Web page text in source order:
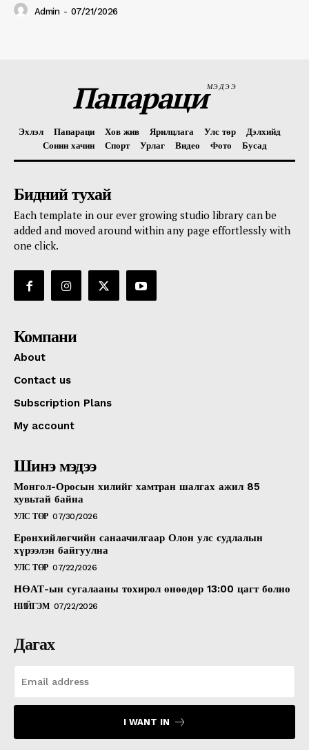
Admin - 07/21/2026
ПапарациМЭДЭЭ
Эхлэл Папараци Хов жив Ярилцлага Улс төр
Дэлхийд
Сонин хачин
Спорт Урлаг Видео Фото Бусад
Бидний тухай
Each template in our ever growing studio library can be
added and moved around within any page effortlessly with
one click.
Компани
About
Contact us
Subscription Plans
My account
Шинэ мэдээ
Монгол-Оросын хилийг хамтран шалгах ажил 85
хувьтай байна
УЛС ТӨР 07/30/2026
Ерөнхийлөгчийн санаачилгаар Олон улс судлалын
хүрээлэн байгуулна
УЛС ТӨР 07/22/2026
НӨАТ-ын сугалааны тохирол өнөөдөр 13:00 цагт болно
НИЙГЭМ 07/22/2026
Дагах
I WANT IN